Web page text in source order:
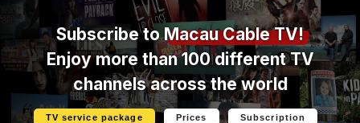
Subscribe toMacau Cable TV!
Enjoy more than 100 different TV
channels across the world
TV service package Prices Subscription